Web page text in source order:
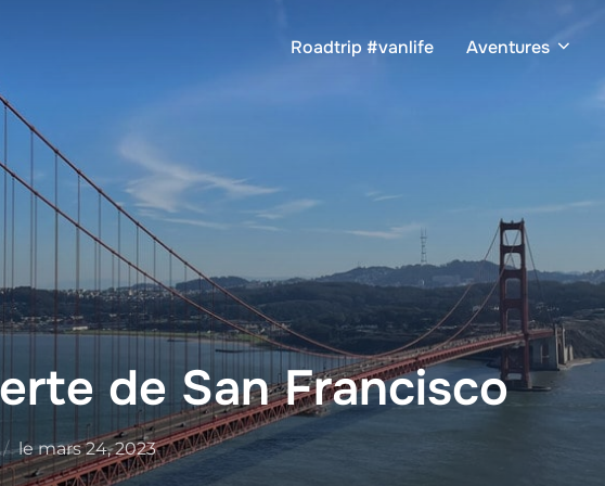
Roadtrip #vanlife Aventures
de San Francisco
lePosted
on
mars 24, 2023